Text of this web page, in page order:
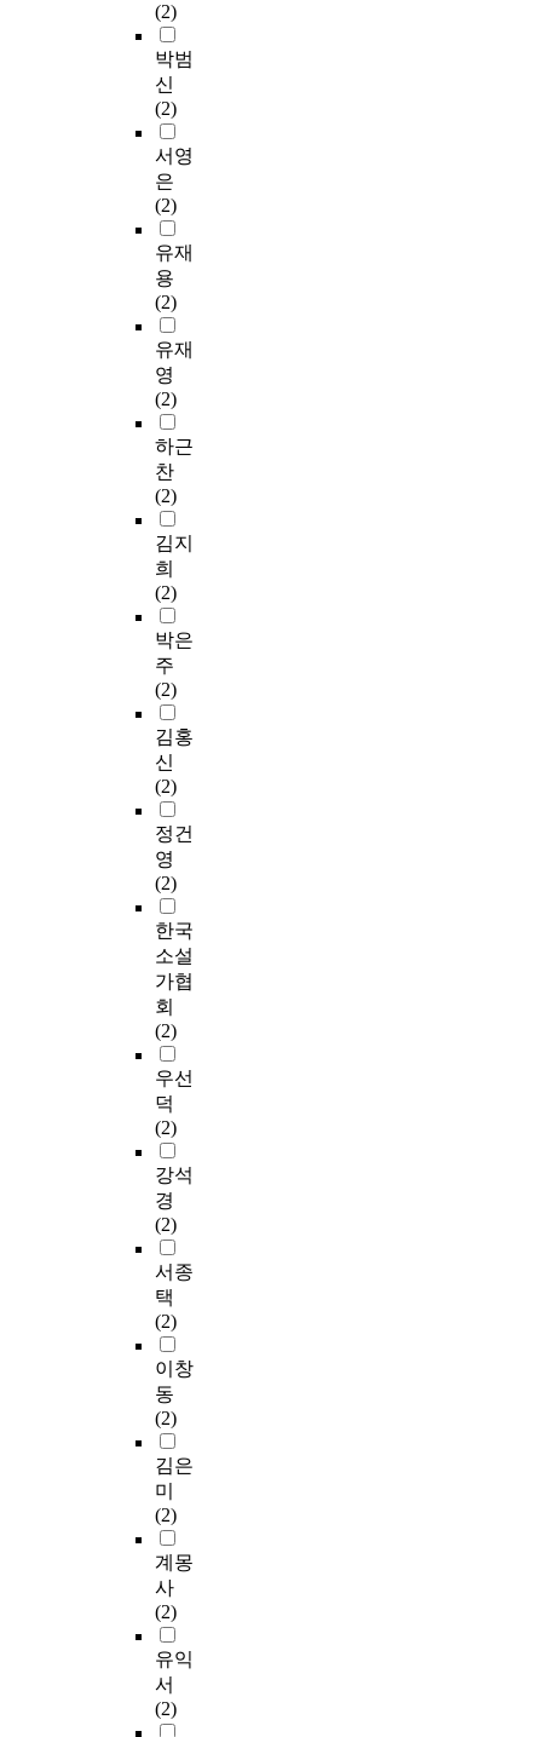
(2)
박범
신
(2)
서영
은
(2)
유재
용
(2)
유재
영
(2)
하근
찬
(2)
김지
희
(2)
박은
주
(2)
김홍
신
(2)
정건
영
(2)
한국
소설
가협
회
(2)
우선
덕
(2)
강석
경
(2)
서종
택
(2)
이창
동
(2)
김은
미
(2)
계몽
사
(2)
유익
서
(2)